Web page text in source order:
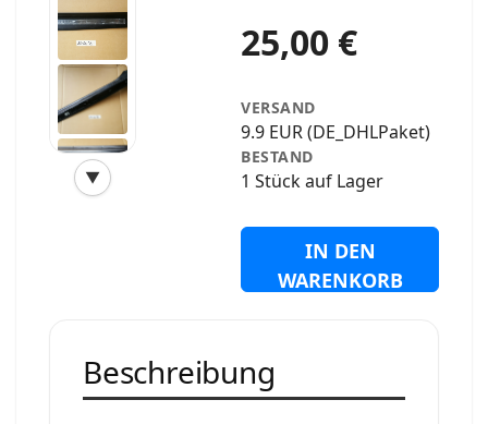
▼
‹
25,00 €
VERSAND
9.9 EUR (DE_DHLPaket)
BESTAND
1 Stück auf Lager
IN DEN
WARENKORB
Beschreibung